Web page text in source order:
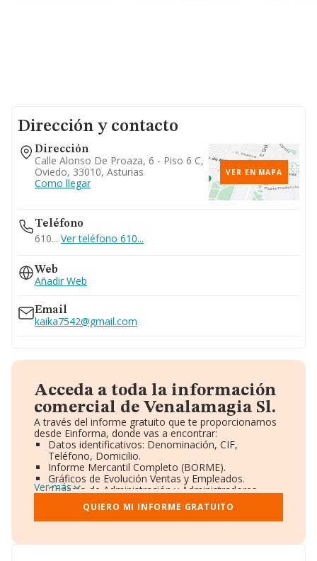
Dirección y contacto
Dirección
Calle Alonso De Proaza, 6 - Piso 6 C,
Oviedo, 33010, Asturias
Como llegar
VER EN MAPA
Teléfono
610... Ver teléfono 610...
Web
Añadir Web
Email
kaika7542@gmail.com
Acceda a toda la información
comercial de Venalamagia Sl.
A través del informe gratuito que te proporcionamos
desde Einforma, donde vas a encontrar:
Datos identificativos: Denominación, CIF,
Teléfono, Domicilio.
Informe Mercantil Completo (BORME).
Gráficos de Evolución Ventas y Empleados.
Consejo de Administración y Administradores.
Directivos y Ejecutivos.
Accionistas.
Participaciones y Vinculaciones en otras empresas.
Información oficial y registral complementaria.
Ver más
QUIERO MI INFORME GRATUITO